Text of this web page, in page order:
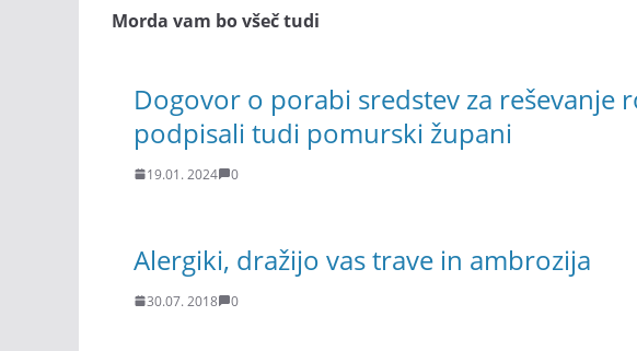
Morda vam bo všeč tudi
Dogovor o porabi sredstev za reševanje
podpisali tudi pomurski župani
19.01. 2024 0
Alergiki, dražijo vas trave in ambrozija
30.07. 2018 0